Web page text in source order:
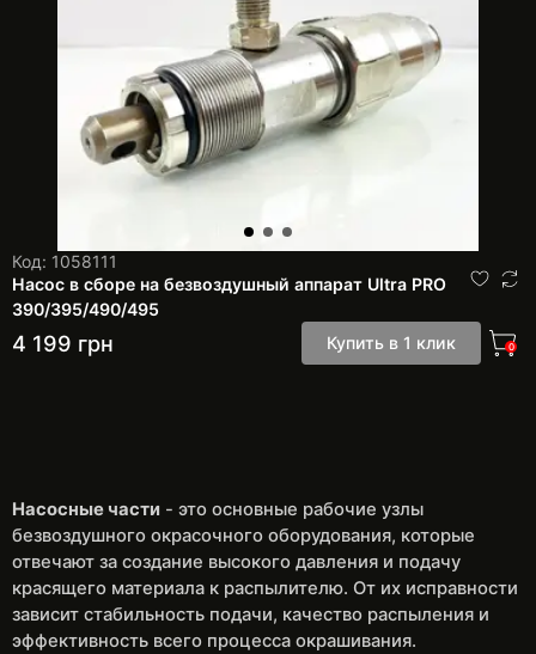
Код: 1058111
Насос в сборе на безвоздушный аппарат Ultra PRO
390/395/490/495
4 199 грн Купить в 1 клик 0
Насосные части - это основные рабочие узлы
безвоздушного окрасочного оборудования, которые
отвечают за создание высокого давления и подачу
красящего материала к распылителю. От их исправности
зависит стабильность подачи, качество распыления и
эффективность всего процесса окрашивания.